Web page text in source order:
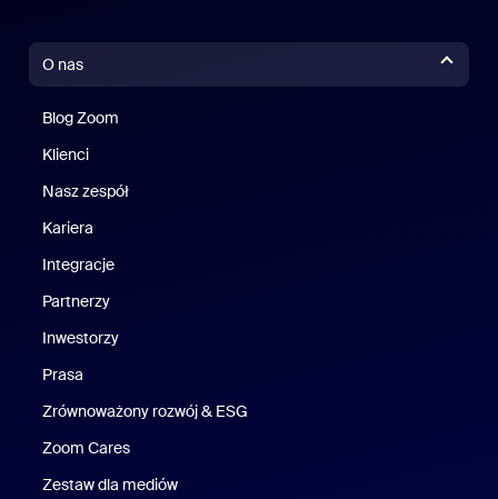
O nas
Blog Zoom
Klienci
Nasz zespół
Kariera
Integracje
Partnerzy
Inwestorzy
Prasa
Zrównoważony rozwój & ESG
Zoom Cares
Zestaw dla mediów